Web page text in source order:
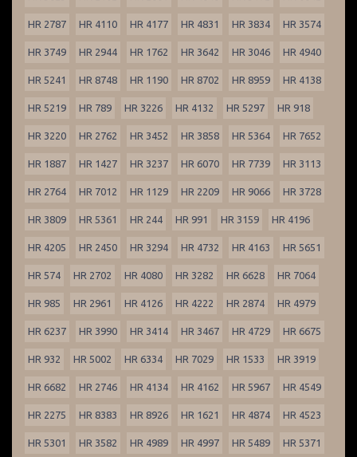
HR 2787 HR 4110 HR 4177 HR 4831 HR 3834 HR 3574
HR 3749 HR 2944 HR 1762 HR 3642 HR 3046 HR 4940
HR 5241 HR 8748 HR 1190 HR 8702 HR 8959 HR 4138
HR 5219 HR 789 HR 3226 HR 4132 HR 5297 HR 918
HR 3220 HR 2762 HR 3452 HR 3858 HR 5364 HR 7652
HR 1887 HR 1427 HR 3237 HR 6070 HR 7739 HR 3113
HR 2764 HR 7012 HR 1129 HR 2209 HR 9066 HR 3728
HR 3809 HR 5361 HR 244 HR 991 HR 3159 HR 4196
HR 4205 HR 2450 HR 3294 HR 4732 HR 4163 HR 5651
HR 574 HR 2702 HR 4080 HR 3282 HR 6628 HR 7064
HR 985 HR 2961 HR 4126 HR 4222 HR 2874 HR 4979
HR 6237 HR 3990 HR 3414 HR 3467 HR 4729 HR 6675
HR 932 HR 5002 HR 6334 HR 7029 HR 1533 HR 3919
HR 6682 HR 2746 HR 4134 HR 4162 HR 5967 HR 4549
HR 2275 HR 8383 HR 8926 HR 1621 HR 4874 HR 4523
HR 5301 HR 3582 HR 4989 HR 4997 HR 5489 HR 5371